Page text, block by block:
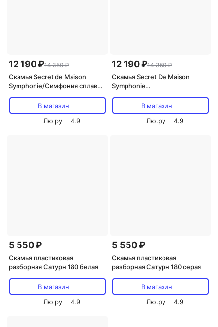
12 190 ₽14 350 ₽
Скамья Secret de Maison
Symphonie/Симфония сплав
бронзовый 95х56х92см
Tetchair 10673
В магазин
Лю.ру
4.9
12 190 ₽14 350 ₽
Скамья Secret De Maison
Symphonie
В магазин
Лю.ру
4.9
5 550 ₽
Скамья пластиковая
разборная Сатурн 180 белая
В магазин
Лю.ру
4.9
5 550 ₽
Скамья пластиковая
разборная Сатурн 180 серая
В магазин
Лю.ру
4.9